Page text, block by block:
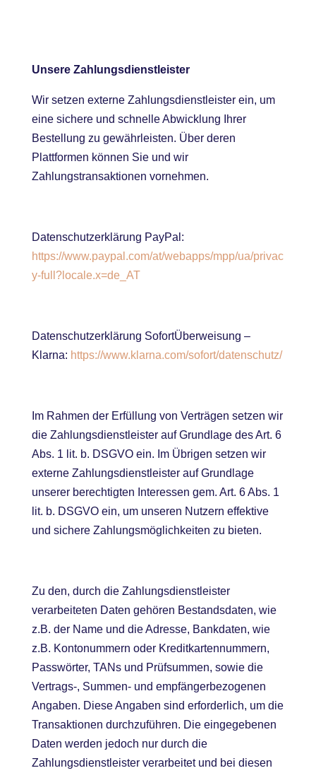
Unsere Zahlungsdienstleister
Wir setzen externe Zahlungsdienstleister ein, um
eine sichere und schnelle Abwicklung Ihrer
Bestellung zu gewährleisten. Über deren
Plattformen können Sie und wir
Zahlungstransaktionen vornehmen.
Datenschutzerklärung PayPal:
https://www.paypal.com/at/webapps/mpp/ua/privac
y-full?locale.x=de_AT
Datenschutzerklärung SofortÜberweisung –
Klarna: https://www.klarna.com/sofort/datenschutz/
Im Rahmen der Erfüllung von Verträgen setzen wir
die Zahlungsdienstleister auf Grundlage des Art. 6
Abs. 1 lit. b. DSGVO ein. Im Übrigen setzen wir
externe Zahlungsdienstleister auf Grundlage
unserer berechtigten Interessen gem. Art. 6 Abs. 1
lit. b. DSGVO ein, um unseren Nutzern effektive
und sichere Zahlungsmöglichkeiten zu bieten.
Zu den, durch die Zahlungsdienstleister
verarbeiteten Daten gehören Bestandsdaten, wie
z.B. der Name und die Adresse, Bankdaten, wie
z.B. Kontonummern oder Kreditkartennummern,
Passwörter, TANs und Prüfsummen, sowie die
Vertrags-, Summen- und empfängerbezogenen
Angaben. Diese Angaben sind erforderlich, um die
Transaktionen durchzuführen. Die eingegebenen
Daten werden jedoch nur durch die
Zahlungsdienstleister verarbeitet und bei diesen